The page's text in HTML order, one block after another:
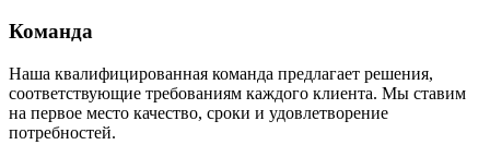
Команда
Наша квалифицированная команда предлагает решения,
соответствующие требованиям каждого клиента. Мы ставим
на первое место качество, сроки и удовлетворение
потребностей.